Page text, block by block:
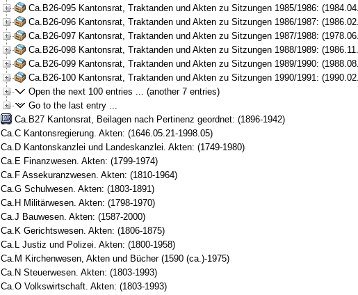
Ca.B26-095 Kantonsrat, Traktanden und Akten zu Sitzungen 1985/1986:
Ca.B26-096 Kantonsrat, Traktanden und Akten zu Sitzungen 1986/1987:
Ca.B26-097 Kantonsrat, Traktanden und Akten zu Sitzungen 1987/1988:
Ca.B26-098 Kantonsrat, Traktanden und Akten zu Sitzungen 1988/1989:
Ca.B26-099 Kantonsrat, Traktanden und Akten zu Sitzungen 1989/1990:
Ca.B26-100 Kantonsrat, Traktanden und Akten zu Sitzungen 1990/1991:
Open the next 100 entries ... (another 7 entries)
Go to the last entry ...
Ca.B27 Kantonsrat, Beilagen nach Pertinenz geordnet: (1896-1942)
Ca.C Kantonsregierung. Akten: (1646.05.21-1998.05)
Ca.D Kantonskanzlei und Landeskanzlei. Akten: (1749-1980)
Ca.E Finanzwesen. Akten: (1799-1974)
Ca.F Assekuranzwesen. Akten: (1810-1964)
Ca.G Schulwesen. Akten: (1803-1891)
Ca.H Militärwesen. Akten: (1798-1970)
Ca.J Bauwesen. Akten: (1587-2000)
Ca.K Gerichtswesen. Akten: (1806-1875)
Ca.L Justiz und Polizei. Akten: (1800-1958)
Ca.M Kirchenwesen, Akten und Bücher (1590 (ca.)-1975)
Ca.N Steuerwesen. Akten: (1803-1993)
Ca.O Volkswirtschaft. Akten: (1803-1993)